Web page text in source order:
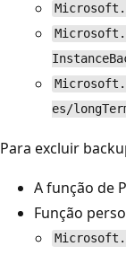
es/
Para excluir
A função de
Função